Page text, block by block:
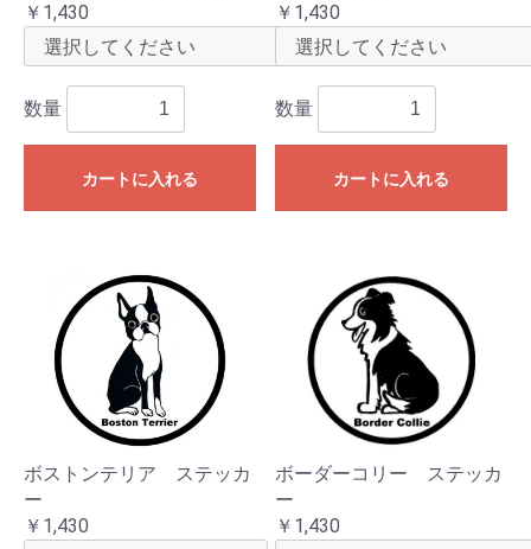
￥1,430
数量
カートに入れる
￥1,430
数量
カートに入れる
ボストンテリア ステッカ
ー
￥1,430
ボーダーコリー ステッカ
ー
￥1,430